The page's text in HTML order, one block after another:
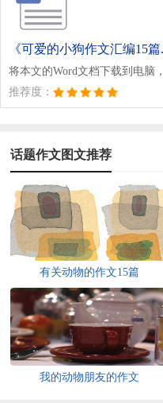
《可爱的小狗作文汇编15篇
将本文的Word文档下载到电脑
推荐度：
话题作文图文推荐
有关动物的作文15篇
我的动物朋友的作文